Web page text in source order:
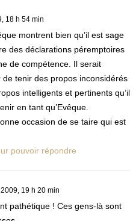
18 h 54 min
montrent bien qu’il est sage
des déclarations péremptoires
de compétence. Il serait
de tenir des propos inconsidérés
intelligents et pertinents qu’il
en tant qu’Evêque.
occasion de se taire qui est
pouvoir répondre
19 h 20 min
pathétique ! Ces gens-là sont